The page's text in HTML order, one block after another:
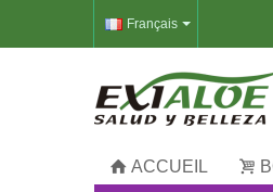
Français
ACCUEIL